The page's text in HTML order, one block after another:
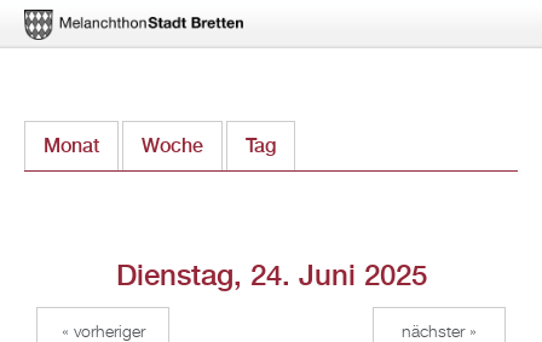
zum
Monat Woche Tag
Dienstag, 24. Juni 2025
« vorheriger nächster »